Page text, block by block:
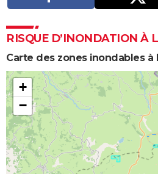
RISQUE D’INONDATION À
Carte des zones inondables à
+
−